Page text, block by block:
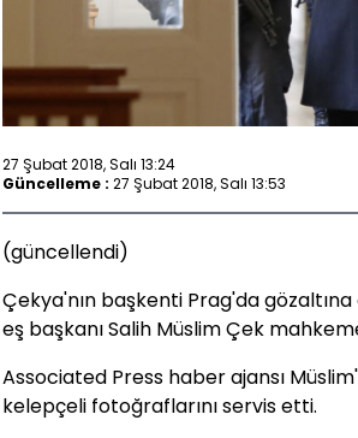
27 Şubat 2018, Salı 13:24
Güncelleme : 27 Şubat 2018, Salı 13:53
(güncellendi)
Çekya'nın başkenti Prag'da
eş başkanı Salih Müslim Çek
Associated Press haber ajansı
kelepçeli fotoğraflarını servis etti.